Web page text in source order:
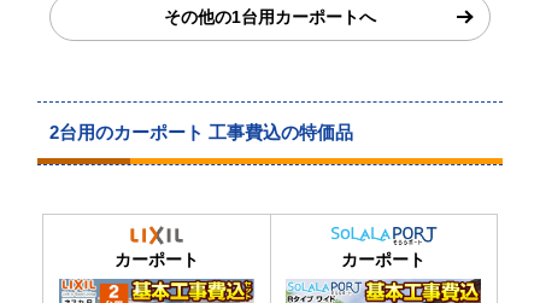
その他の1台用カーポートへ
2台用のカーポート 工事費込の特価品
カーポート カーポート